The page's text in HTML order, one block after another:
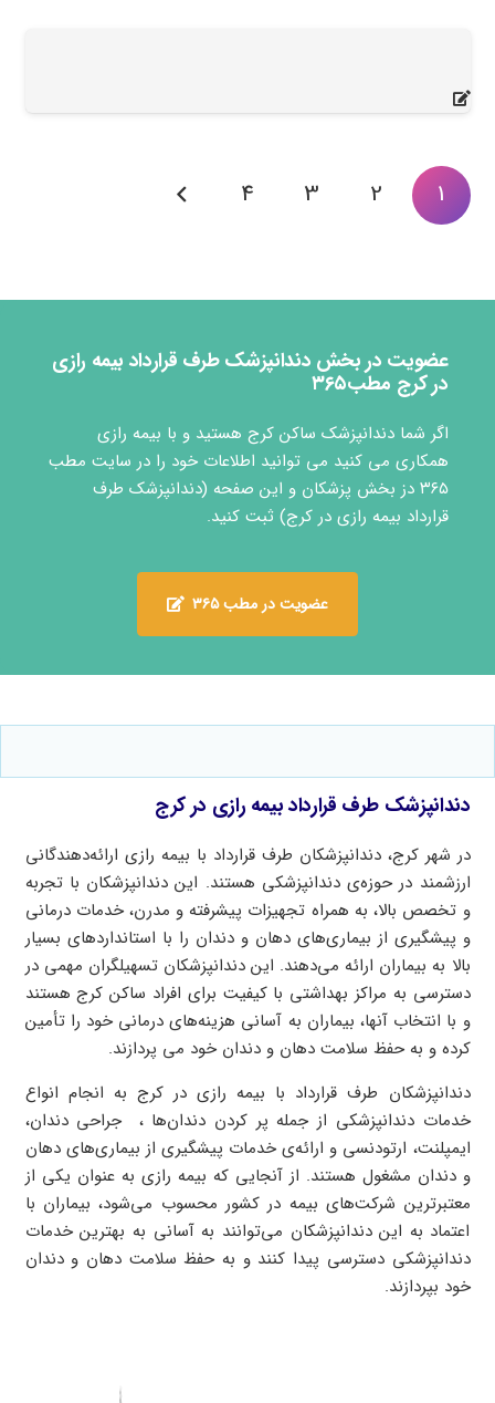
1
2
3
4
عضویت در بخش دندانپزشک طرف قرارداد بیمه رازی
در کرج مطب۳۶۵
اگر شما دندانپزشک ساکن کرج هستید و با بیمه رازی
همکاری می کنید می توانید اطلاعات خود را در سایت مطب
۳۶۵ دز بخش پزشکان و این صفحه (دندانپزشک طرف
قرارداد بیمه رازی در کرج) ثبت کنید.
عضویت در مطب ۳۶۵
دندانپزشک طرف قرارداد بیمه رازی در کرج
در شهر کرج، دندانپزشکان طرف قرارداد با بیمه رازی ارائه‌دهندگانی
ارزشمند در حوزه‌ی دندانپزشکی هستند. این دندانپزشکان با تجربه
و تخصص بالا، به همراه تجهیزات پیشرفته و مدرن، خدمات درمانی
و پیشگیری از بیماری‌های دهان و دندان را با استانداردهای بسیار
بالا به بیماران ارائه می‌دهند. این دندانپزشکان تسهیلگران مهمی در
دسترسی به مراکز بهداشتی با کیفیت برای افراد ساکن کرج هستند
و با انتخاب آنها، بیماران به آسانی هزینه‌های درمانی خود را تأمین
کرده و به حفظ سلامت دهان و دندان خود می پردازند.
دندانپزشکان طرف قرارداد با بیمه رازی در کرج به انجام انواع
خدمات دندانپزشکی از جمله پر کردن دندان‌ها ، جراحی دندان،
ایمپلنت، ارتودنسی و ارائه‌ی خدمات پیشگیری از بیماری‌های دهان
و دندان مشغول هستند. از آنجایی که بیمه رازی به عنوان یکی از
معتبرترین شرکت‌های بیمه در کشور محسوب می‌شود، بیماران با
اعتماد به این دندانپزشکان می‌توانند به آسانی به بهترین خدمات
دندانپزشکی دسترسی پیدا کنند و به حفظ سلامت دهان و دندان
خود بپردازند.